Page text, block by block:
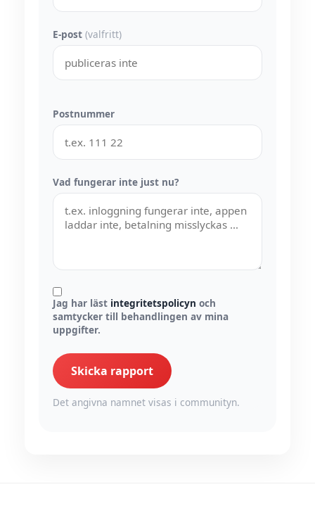
E-post (valfritt)
Postnummer
Vad fungerar inte just nu?
Jag har läst integritetspolicyn och
samtycker till behandlingen av mina
uppgifter.
Skicka rapport
Det angivna namnet visas i communityn.